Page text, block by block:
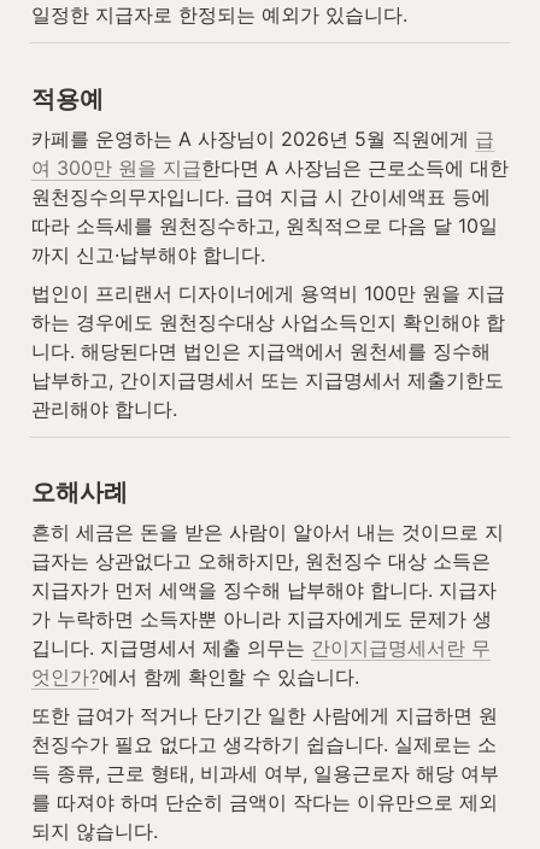
일정한 지급자로 한정되는 예외가 있습니다.
적용예
카페를 운영하는 A 사장님이 2026년 5월 직원에게 급
여 300만 원을 지급한다면 A 사장님은 근로소득에 대한
원천징수의무자입니다. 급여 지급 시 간이세액표 등에
따라 소득세를 원천징수하고, 원칙적으로 다음 달 10일
까지 신고·납부해야 합니다.
법인이 프리랜서 디자이너에게 용역비 100만 원을 지급
하는 경우에도 원천징수대상 사업소득인지 확인해야 합
니다. 해당된다면 법인은 지급액에서 원천세를 징수해
납부하고, 간이지급명세서 또는 지급명세서 제출기한도
관리해야 합니다.
오해사례
흔히 세금은 돈을 받은 사람이 알아서 내는 것이므로 지
급자는 상관없다고 오해하지만, 원천징수 대상 소득은
지급자가 먼저 세액을 징수해 납부해야 합니다. 지급자
가 누락하면 소득자뿐 아니라 지급자에게도 문제가 생
깁니다. 지급명세서 제출 의무는 간이지급명세서란 무
엇인가?에서 함께 확인할 수 있습니다.
또한 급여가 적거나 단기간 일한 사람에게 지급하면 원
천징수가 필요 없다고 생각하기 쉽습니다. 실제로는 소
득 종류, 근로 형태, 비과세 여부, 일용근로자 해당 여부
를 따져야 하며 단순히 금액이 작다는 이유만으로 제외
되지 않습니다.